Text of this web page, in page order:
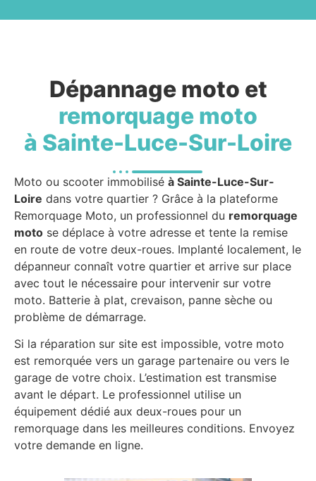
Dépannage moto et
remorquage moto
à Sainte-Luce-Sur-Loire
Moto ou scooter immobilisé à Sainte-Luce-Sur-
Loire dans votre quartier ? Grâce à la plateforme
Remorquage Moto, un professionnel du remorquage
moto se déplace à votre adresse et tente la remise
en route de votre deux-roues. Implanté localement, le
dépanneur connaît votre quartier et arrive sur place
avec tout le nécessaire pour intervenir sur votre
moto. Batterie à plat, crevaison, panne sèche ou
problème de démarrage.
Si la réparation sur site est impossible, votre moto
est remorquée vers un garage partenaire ou vers le
garage de votre choix. L’estimation est transmise
avant le départ. Le professionnel utilise un
équipement dédié aux deux-roues pour un
remorquage dans les meilleures conditions. Envoyez
votre demande en ligne.